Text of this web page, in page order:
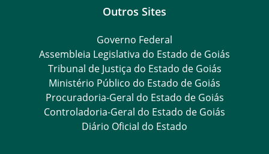
Outros Sites
Governo Federal
Assembleia Legislativa do Estado de Goiás
Tribunal de Justiça do Estado de Goiás
Ministério Público do Estado de Goiás
Procuradoria-Geral do Estado de Goiás
Controladoria-Geral do Estado de Goiás
Diário Oficial do Estado